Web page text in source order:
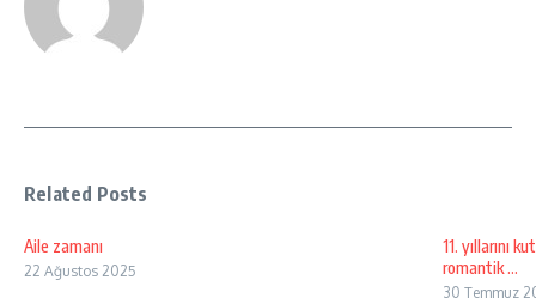
Related Posts
Aile zamanı
22 Ağustos 2025
11. yıllarını
romantik ...
30 Temmuz